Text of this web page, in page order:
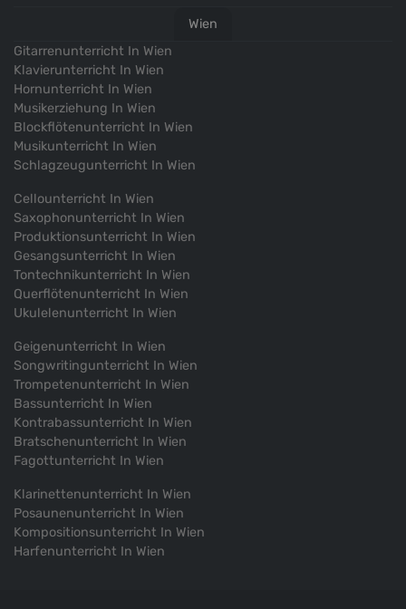
Wien
Gitarrenunterricht In Wien
Klavierunterricht In Wien
Hornunterricht In Wien
Musikerziehung In Wien
Blockflötenunterricht In Wien
Musikunterricht In Wien
Schlagzeugunterricht In Wien
Cellounterricht In Wien
Saxophonunterricht In Wien
Produktionsunterricht In Wien
Gesangsunterricht In Wien
Tontechnikunterricht In Wien
Querflötenunterricht In Wien
Ukulelenunterricht In Wien
Geigenunterricht In Wien
Songwritingunterricht In Wien
Trompetenunterricht In Wien
Bassunterricht In Wien
Kontrabassunterricht In Wien
Bratschenunterricht In Wien
Fagottunterricht In Wien
Klarinettenunterricht In Wien
Posaunenunterricht In Wien
Kompositionsunterricht In Wien
Harfenunterricht In Wien